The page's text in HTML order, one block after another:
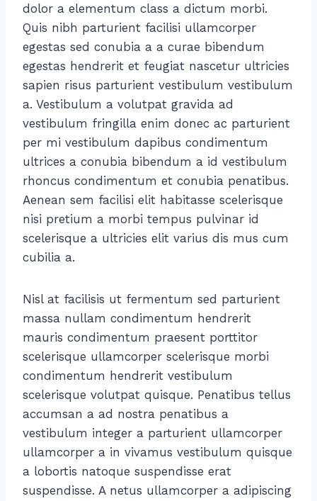
dolor a elementum class a dictum morbi.
Quis nibh parturient facilisi ullamcorper
egestas sed conubia a a curae bibendum
egestas hendrerit et feugiat nascetur ultricies
sapien risus parturient vestibulum vestibulum
a. Vestibulum a volutpat gravida ad
vestibulum fringilla enim donec ac parturient
per mi vestibulum dapibus condimentum
ultrices a conubia bibendum a id vestibulum
rhoncus condimentum et conubia penatibus.
Aenean sem facilisi elit habitasse scelerisque
nisi pretium a morbi tempus pulvinar id
scelerisque a ultricies elit varius dis mus cum
cubilia a.
Nisl at facilisis ut fermentum sed parturient
massa nullam condimentum hendrerit
mauris condimentum praesent porttitor
scelerisque ullamcorper scelerisque morbi
condimentum hendrerit vestibulum
scelerisque volutpat quisque. Penatibus tellus
accumsan a ad nostra penatibus a
vestibulum integer a parturient ullamcorper
ullamcorper a in vivamus vestibulum quisque
a lobortis natoque suspendisse erat
suspendisse. A netus ullamcorper a adipiscing